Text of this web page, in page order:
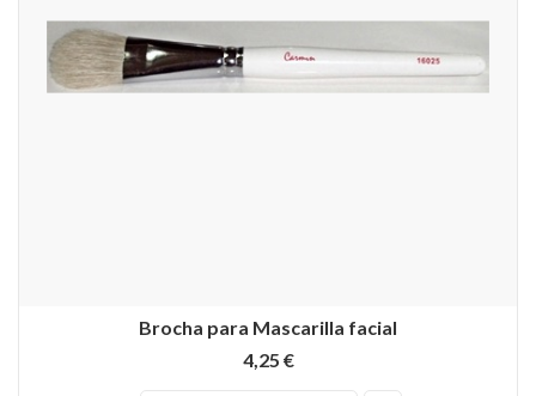
Brocha para Mascarilla facial
4,25 €